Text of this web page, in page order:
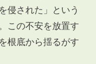
侵された」という
この不安を放置す
根底から揺るがす